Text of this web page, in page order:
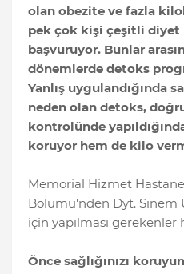
olan obezite ve fazla
pek çok kişi çeşitli diyet
başvuruyor. Bunlar
dönemlerde detoks
Yanlış uygulandığında
neden olan detoks,
kontrolünde
koruyor hem de kilo
Memorial Hizmet
Bölümü'nden Dyt. Sinem
için yapılması
Önce sağlığınızı